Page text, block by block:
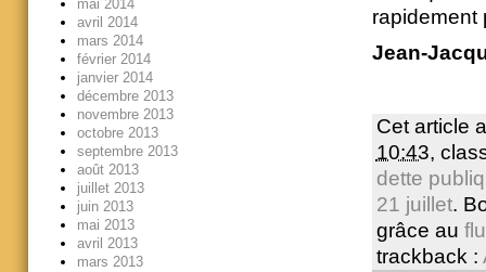
rapidement
Jean-
Cet article
10:43,
dette
21 juillet.
grâce au
trackback :
mai 2014
avril 2014
mars 2014
février 2014
janvier 2014
décembre 2013
novembre 2013
octobre 2013
septembre 2013
août 2013
juillet 2013
juin 2013
mai 2013
avril 2013
mars 2013